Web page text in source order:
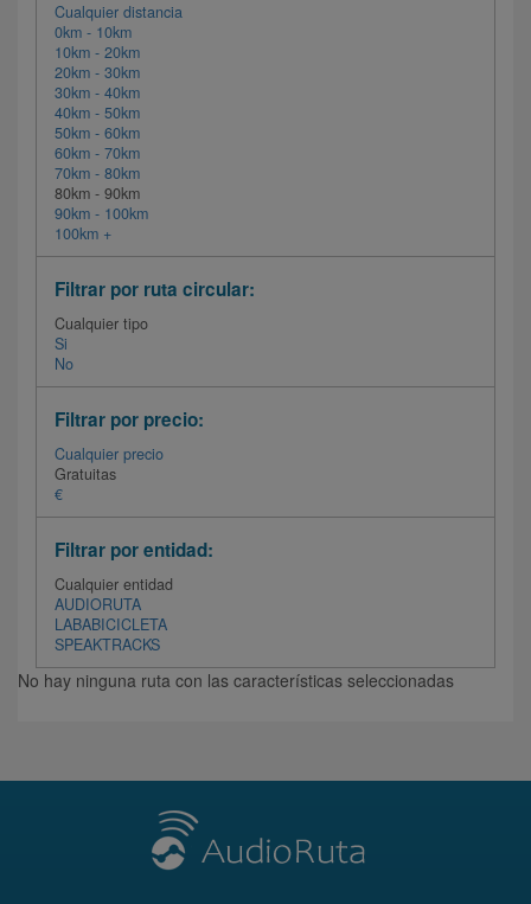
Cualquier distancia
0km - 10km
10km - 20km
20km - 30km
30km - 40km
40km - 50km
50km - 60km
60km - 70km
70km - 80km
80km - 90km
90km - 100km
100km +
Filtrar por ruta circular:
Cualquier tipo
Si
No
Filtrar por precio:
Cualquier precio
Gratuitas
€
Filtrar por entidad:
Cualquier entidad
AUDIORUTA
LABABICICLETA
SPEAKTRACKS
No hay ninguna ruta con las características seleccionadas